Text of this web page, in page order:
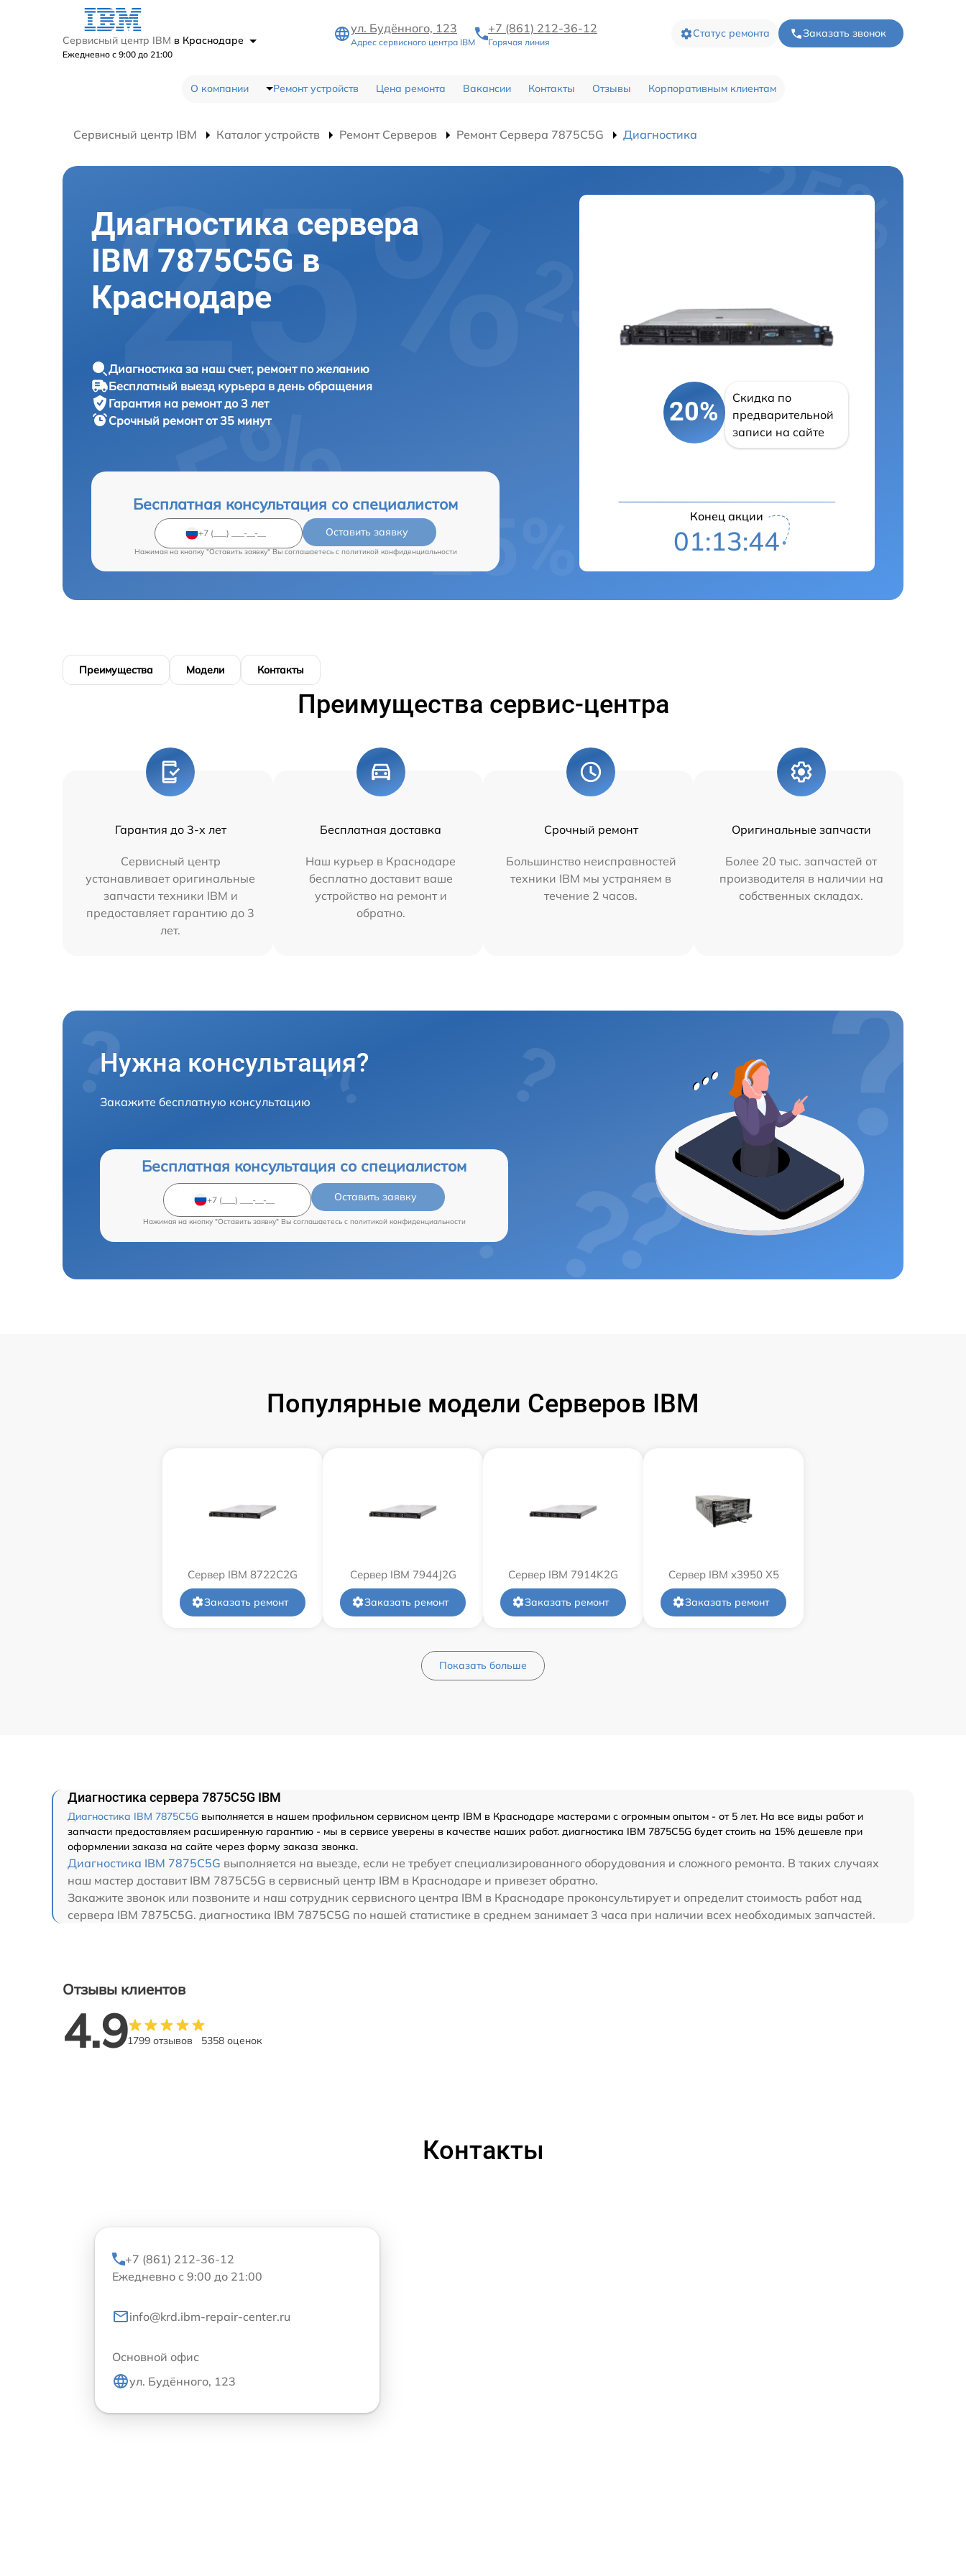
Сервисный центр IBM в Краснодаре
Ежедневно с 9:00 до 21:00
ул. Будённого, 123
Адрес сервисного центра IBM
+7 (861) 212-36-12
Горячая линия
Статус ремонта Заказать звонок
О компании Ремонт устройств Цена ремонта Вакансии Контакты Отзывы Корпоративным клиентам
Сервисный центр IBM Каталог устройств Ремонт Серверов Ремонт Сервера 7875C5G Диагностика
Диагностика сервера
IBM 7875C5G в
Краснодаре
Диагностика за наш счет, ремонт по желанию
Бесплатный выезд курьера в день обращения
Гарантия на ремонт до 3 лет
Срочный ремонт от 35 минут
Бесплатная консультация со специалистом
Оставить заявку
Нажимая на кнопку "Оставить заявку" Вы соглашаетесь c политикой конфиденциальности
20%
Скидка по
предварительной
записи на сайте
Конец акции
01:13:43
Преимущества Модели Контакты
Преимущества сервис-центра
Гарантия до 3-х лет
Сервисный центр
устанавливает оригинальные
запчасти техники IBM и
предоставляет гарантию до 3
лет.
Бесплатная доставка
Наш курьер в Краснодаре
бесплатно доставит ваше
устройство на ремонт и
обратно.
Срочный ремонт
Большинство неисправностей
техники IBM мы устраняем в
течение 2 часов.
Оригинальные запчасти
Более 20 тыс. запчастей от
производителя в наличии на
собственных складах.
Нужна консультация?
Закажите бесплатную консультацию
Бесплатная консультация со специалистом
Оставить заявку
Нажимая на кнопку "Оставить заявку" Вы соглашаетесь c политикой конфиденциальности
Популярные модели Серверов IBM
Сервер IBM 8722C2G
Заказать ремонт
Сервер IBM 7944J2G
Заказать ремонт
Сервер IBM 7914K2G
Заказать ремонт
Сервер IBM x3950 X5
Заказать ремонт
Показать больше
Диагностика сервера 7875C5G IBM
Диагностика IBM 7875C5G выполняется в нашем профильном сервисном центр IBM в Краснодаре мастерами с огромным опытом - от 5 лет. На все виды работ и
запчасти предоставляем расширенную гарантию - мы в сервисе уверены в качестве наших работ. диагностика IBM 7875C5G будет стоить на 15% дешевле при
оформлении заказа на сайте через форму заказа звонка.
Диагностика IBM 7875C5G выполняется на выезде, если не требует специализированного оборудования и сложного ремонта. В таких случаях
наш мастер доставит IBM 7875C5G в сервисный центр IBM в Краснодаре и привезет обратно.
Закажите звонок или позвоните и наш сотрудник сервисного центра IBM в Краснодаре проконсультирует и определит стоимость работ над
сервера IBM 7875C5G. диагностика IBM 7875C5G по нашей статистике в среднем занимает 3 часа при наличии всех необходимых запчастей.
Отзывы клиентов
4.91799 отзывов 5358 оценок
Контакты
+7 (861) 212-36-12
Ежедневно с 9:00 до 21:00
info@krd.ibm-repair-center.ru
Основной офис
ул. Будённого, 123